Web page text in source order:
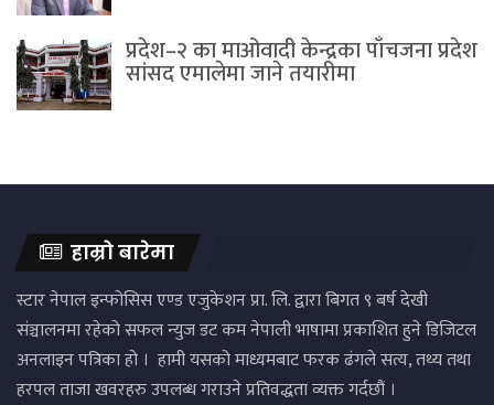
प्रदेश–२ का माओवादी केन्द्रका पाँचजना प्रदेश
सांसद एमालेमा जाने तयारीमा
हाम्रो बारेमा
स्टार नेपाल इन्फोसिस एण्ड एजुकेशन प्रा. लि. द्वारा बिगत ९ बर्ष देखी
संञ्चालनमा रहेको सफल न्युज डट कम नेपाली भाषामा प्रकाशित हुने डिजिटल
अनलाइन पत्रिका हो । हामी यसको माध्यमबाट फरक ढंगले सत्य, तथ्य तथा
हरपल ताजा खवरहरु उपलब्ध गराउने प्रतिवद्धता व्यक्त गर्दछौं ।